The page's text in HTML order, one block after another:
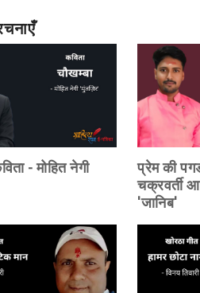
- मोहित नेगी
प्रेम की
चक्रवर्ती
'जानिब'